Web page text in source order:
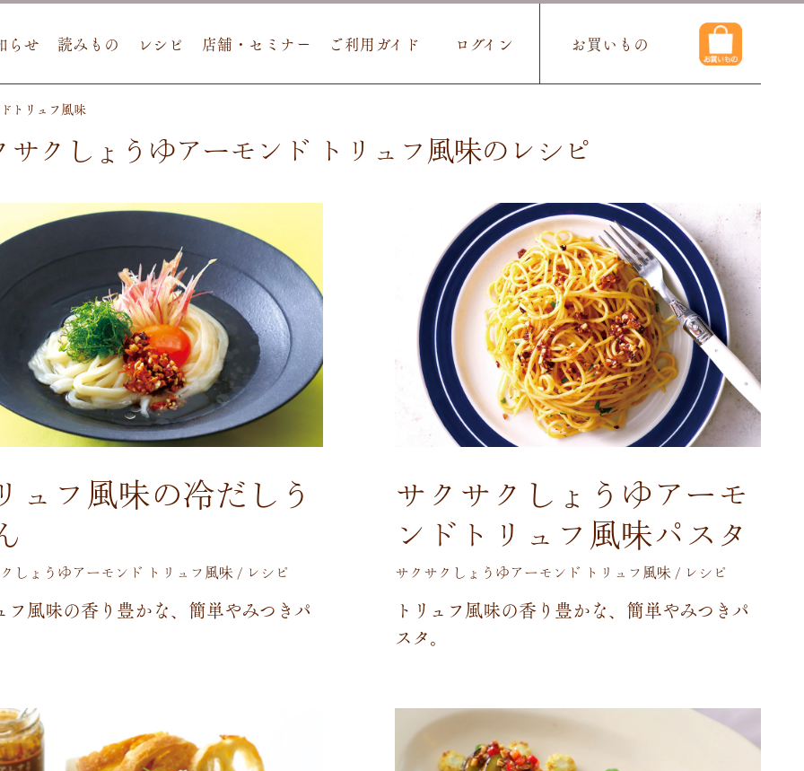
らせ 読みもの レシピ 店舗・セミナー ご利用ガイド ログイン お買いもの
トリュフ風味
サクしょうゆアーモンド トリュフ風味のレシピ
ュフ風味の冷だしう
しょうゆアーモンド トリュフ風味 / レシピ
フ風味の香 り 豊かな、 簡単やみつ きパ
サクサクしょうゆアーモ
ンドトリュフ風味パスタ
サクサクしょうゆアーモンド トリュフ風味 / レシピ
ト リ ュ フ風味の香 り 豊かな、 簡単やみつ きパ
スタ。